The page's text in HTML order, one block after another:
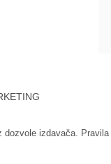
dozvole izdavača.